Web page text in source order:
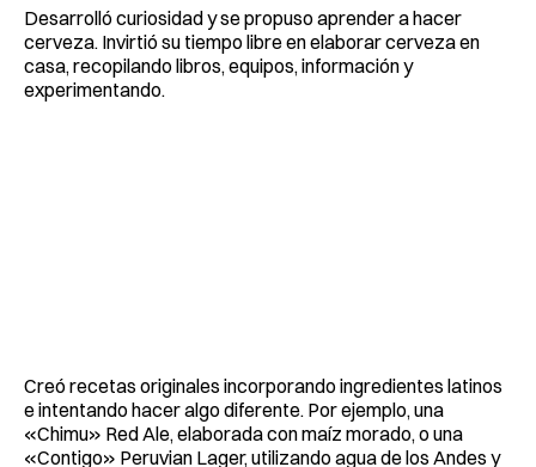
Desarrolló curiosidad y se propuso aprender a hacer
cerveza. Invirtió su tiempo libre en elaborar cerveza en
casa, recopilando libros, equipos, información y
experimentando.
Creó recetas originales incorporando ingredientes latinos
e intentando hacer algo diferente. Por ejemplo, una
«Chimu» Red Ale, elaborada con maíz morado, o una
«Contigo» Peruvian Lager, utilizando agua de los Andes y